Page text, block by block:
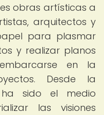
obras artísticas a
arquitectos y
para plasmar
y realizar planos
en la
Desde la
sido el medio
las visiones